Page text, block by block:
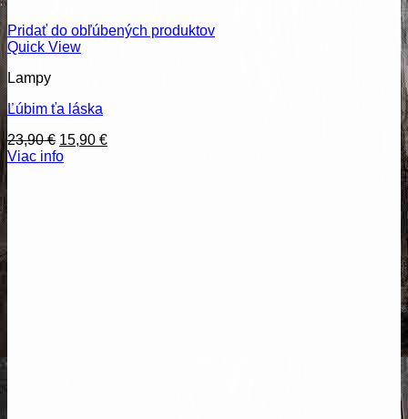
Pridať do obľúbených produktov
Quick View
Lampy
Ľúbim ťa láska
23,90€ Pôvodná
cena
15,90 €Aktuálna
Viac info